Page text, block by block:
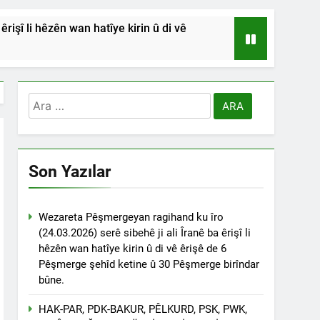
li hêzên wan hatîye kirin û di vê
‘’Kadı Muhammed ve
Emniyetinde ifade verdi.
haklarından vaz geçmesini isteyenlere
Genel Başkan Düzgün Kaplan’da
konferansının birinci oturumunda
Bülent Küçük ülkede ve ortadoğu’da
Arama:
Son Yazılar
Wezareta Pêşmergeyan ragihand ku îro
(24.03.2026) serê sibehê ji ali Îranê ba êrişî li
hêzên wan hatîye kirin û di vê êrişê de 6
Pêşmerge şehîd ketine û 30 Pêşmerge birîndar
bûne.
HAK-PAR, PDK-BAKUR, PÊLKURD, PSK, PWK,